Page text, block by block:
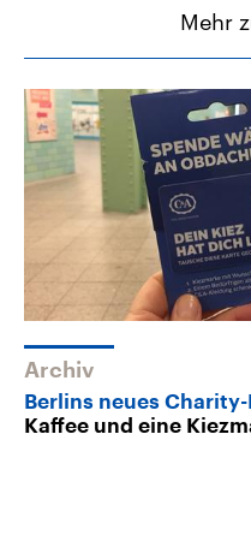
Mehr
Archiv
Berlins neues
Kaffee und eine